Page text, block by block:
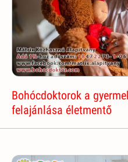
Bohócdoktorok a
felajánlása életmentő